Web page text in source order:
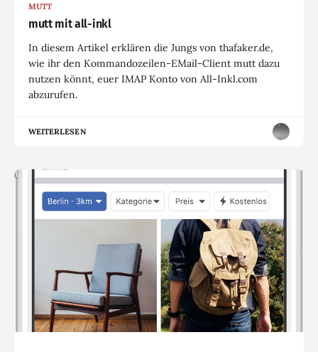
MUTT
mutt mit all-inkl
In diesem Artikel erklären die Jungs von thafaker.de,
wie ihr den Kommandozeilen-EMail-Client mutt dazu
nutzen könnt, euer IMAP Konto von All-Inkl.com
abzurufen.
WEITERLESEN